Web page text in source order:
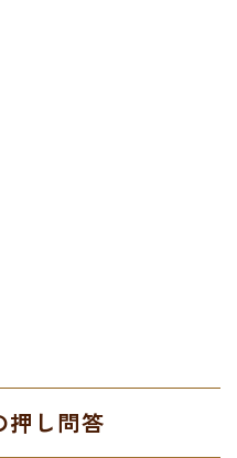
押し問答